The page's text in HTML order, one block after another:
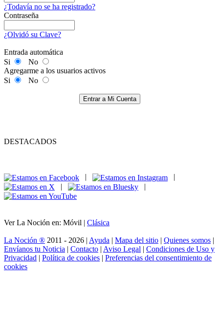
¿Todavía no se ha registrado?
Contraseña
¿Olvidó su Clave?
Entrada automática
Si
No
Agregarme a los usuarios activos
Si
No
Entrar a Mi Cuenta
DESTACADOS
|
|
|
|
Ver La Noción en: Móvil | Clásica
La Noción ® 2011 - 2026 | Ayuda | Mapa del sitio | Quienes somos |
Envíanos tu Noticia | Contacto | Aviso Legal | Condiciones de Uso y
Privacidad | Política de cookies | Preferencias del consentimiento de
cookies